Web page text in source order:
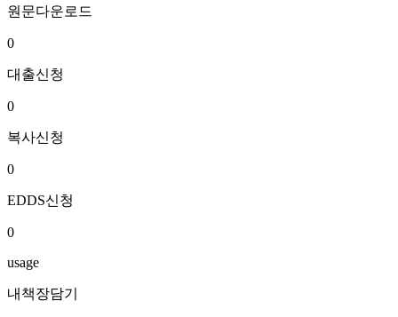
원문다운로드
0
대출신청
0
복사신청
0
EDDS신청
0
usage
내책장담기